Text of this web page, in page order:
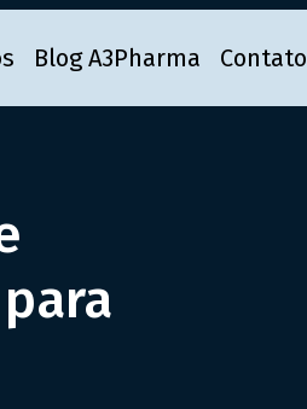
Blog A3Pharma Contato